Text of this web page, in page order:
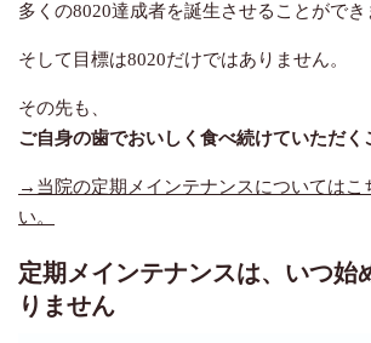
多くの8020達成者を誕生させることができ
そして目標は8020だけではありません。
その先も、
ご自身の歯でおいしく食べ続けていただく
→当院の定期メインテナンスについてはこ
い。
定期メインテナンスは、いつ始
りません